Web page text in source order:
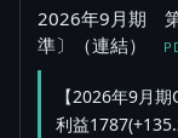
2026年9月期 第
準〕（連結）
【2026年9月
利益